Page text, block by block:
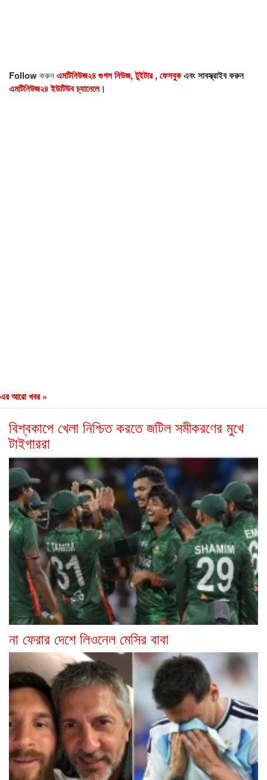
Followকরুনএমটিনিউজ২৪ গুগল নিউজ,টুইটার,ফেসবুকএবং সাবস্ক্রাইব করুন
এমটিনিউজ২৪ ইউটিউব চ্যানেলে।
এর আরো খবর »
বিশ্বকাপে খেলা নিশ্চিত করতে জটিল সমীকরণের মুখে
টাইগাররা
না ফেরার দেশে লিওনেল মেসির বাবা